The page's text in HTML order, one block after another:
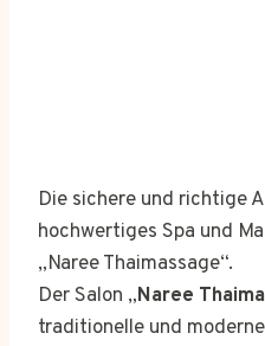
Die sichere und richtige
hochwertiges Spa und
„Naree Thaimassage“.
Der Salon „Naree
traditionelle und